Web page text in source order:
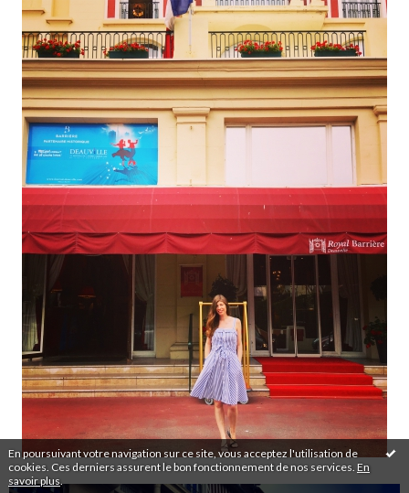
En poursuivant votre navigation sur ce site, vous acceptez l'utilisation de
cookies. Ces derniers assurent le bon fonctionnement de nos services. En
savoir plus